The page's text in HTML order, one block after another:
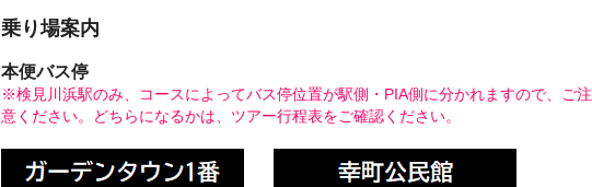
乗り場案内
本便バス停
※検見川浜駅のみ、コースによってバス停位置が駅側・PIA側に分かれますので、ご注
意ください。どちらになるかは、ツアー行程表をご確認ください。